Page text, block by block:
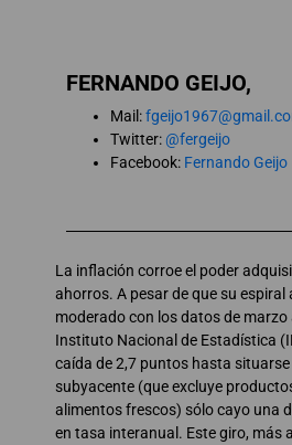
FERNANDO GEIJO,
Mail:
Twitter:@fergeijo
Facebook: Fernando Geijo
La inflación corroe el poder
ahorros. A pesar de que su espiral
moderado con los datos de marzo
Instituto Nacional de Estadística
caída de 2,7 puntos hasta situarse
subyacente (que excluye
alimentos frescos) sólo cayo una
en tasa interanual. Este giro, más